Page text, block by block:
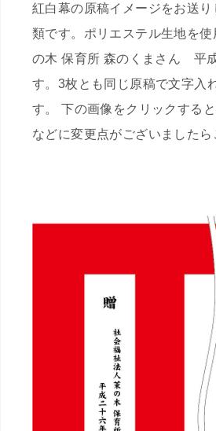
紅白幕の原稿イメージをお送
類です。ポリエステル生地を
の木 保育所 森のくまさん 平
す。3枚とも同じ原稿で文字入
す。 下の画像をクリックする
などに変更点がございましたら